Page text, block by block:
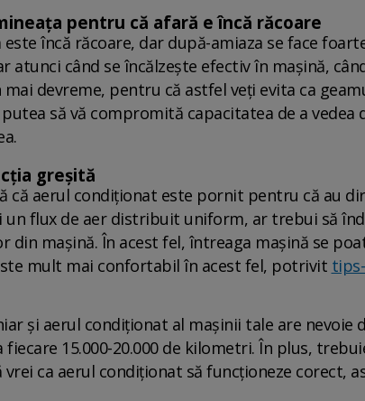
pentru că afară e încă răcoare
încă răcoare, dar după-amiaza se face
când se încălzește efectiv în mașină,
devreme, pentru că astfel veți evita ca
să vă compromită capacitatea de a vedea
greșită
că aerul condiționat este pornit pentru că au
un flux de aer distribuit uniform, ar trebui să
din mașină. În acest fel, întreaga mașină se
mult mai confortabil în acest fel, potrivit
și aerul condiționat al mașinii tale are nevoie
15.000-20.000 de kilometri. În plus,
ca aerul condiționat să funcționeze corect,